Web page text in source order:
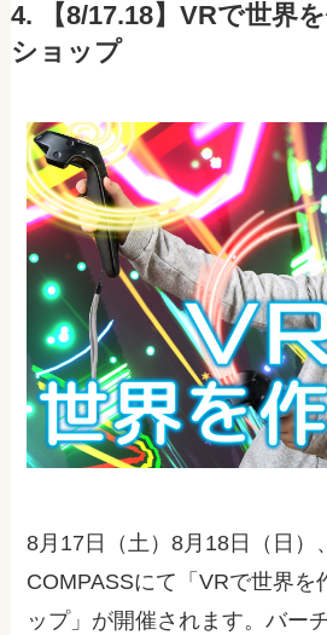
4. 【8/17.18】VRで世界
ショップ
8月17日（土）8月18日（日）
COMPASSにて「VRで世界を
ップ」が開催されます。バー